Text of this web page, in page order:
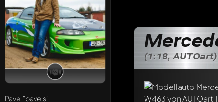
Pavel "pavels"
(1:18, AUTOart)
Schreibe jetzt
Jeder Kommentar
Erwähne andere